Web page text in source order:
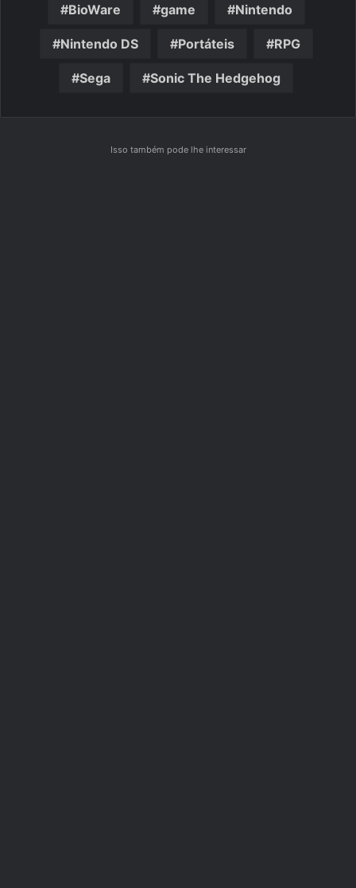
BioWare game Nintendo
Nintendo DS Portáteis RPG
Sega Sonic The Hedgehog
Isso também pode lhe interessar